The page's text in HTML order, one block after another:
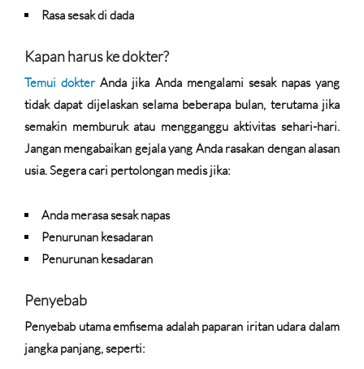
Rasa sesak di dada
Kapan harus ke dokter?
Temui dokterAnda jika Anda mengalami sesak napas yang
tidak dapat dijelaskan selama beberapa bulan, terutama jika
semakin memburuk atau mengganggu aktivitas sehari-hari.
Jangan mengabaikan gejala yang Anda rasakan dengan alasan
usia. Segera cari pertolongan medis jika:
Anda merasa sesak napas
Penurunan kesadaran
Penurunan kesadaran
Penyebab
Penyebab utama emfisema adalah paparan iritan udara dalam
jangka panjang, seperti: